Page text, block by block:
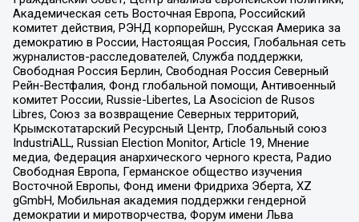
Академическая сеть Восточная Европа, Российский
комитет действия, РЭНД корпорейшн, Русская Америка за
демократию в России, Настоящая Россия, Глобальная сеть
журналистов-расследователей, Служба поддержки,
Свободная Россия Берлин, Свободная Россия Северный
Рейн-Вестфалия, Фонд глобальной помощи, Антивоенный
комитет России, Russie-Libertes, La Asocicion de Rusos
Libres, Союз за возвращение Северных территорий,
Крымскотатарский Ресурсный Центр, Глобальный союз
IndustriALL, Russian Election Monitor, Article 19, Мнение
медиа, Федерация анархического черного креста, Радио
Свободная Европа, Германское общество изучения
Восточной Европы, Фонд имени Фридриха Эберта, XZ
gGmbH, Мобильная академия поддержки гендерной
демократии и миротворчества, Форум имени Льва